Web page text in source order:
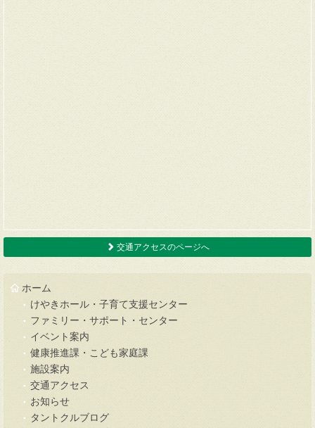
交通アクセスのページへ
ホーム
けやきホール・子育て支援センター
ファミリー・サポート・センター
イベント案内
健康推進課・こども家庭課
施設案内
交通アクセス
お知らせ
タントクルブログ